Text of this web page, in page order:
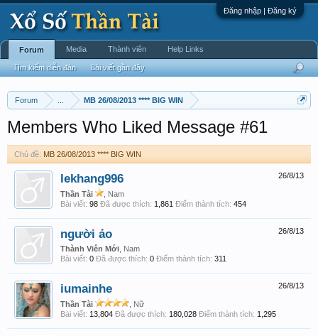
Đăng nhập | Đăng ký
Forum MB 26/08/2013 **** BIG WIN
Members Who Liked Message #61
Chủ đề: MB 26/08/2013 **** BIG WIN
26/8/13
lekhang996
Thần Tài
, Nam
Bài viết: 98 Đã được thích: 1,861 Điểm thành tích: 454
26/8/13
người ảo
Thành Viên Mới , Nam
Bài viết: 0 Đã được thích: 0 Điểm thành tích: 311
26/8/13
iumainhe
Thần Tài
, Nữ
Bài viết: 13,804 Đã được thích: 180,028 Điểm thành tích: 1,295
Forum
Tìm kiếm diễn đàn Bài viết gần đây
Media Thành viên Help Links